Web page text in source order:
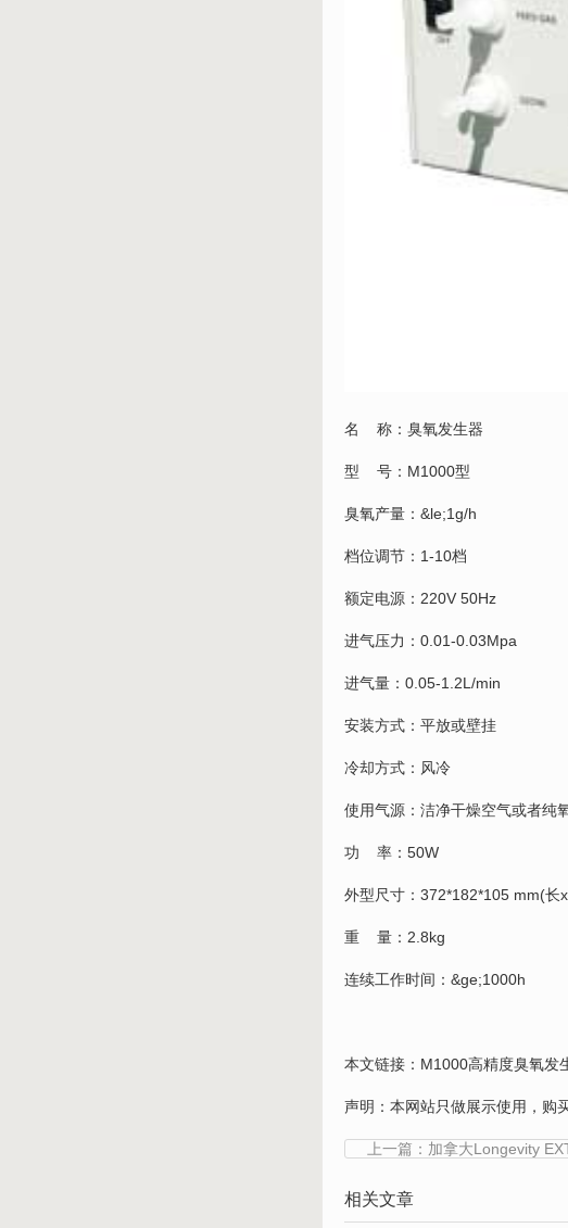
名 称：臭氧发生器
型 号：M1000型
臭氧产量：&le;1g/h
档位调节：1-10档
额定电源：220V 50Hz
进气压力：0.01-0.03Mpa
进气量：0.05-1.2L/min
安装方式：平放或壁挂
冷却方式：风冷
使用气源：洁净干燥空气或者纯
功 率：50W
外型尺寸：372*182*105 mm(长
重 量：2.8kg
连续工作时间：&ge;1000h
本文链接： M1000高精度臭氧发
声明：本网站只做展示使用，购
上一篇：加拿大Longevity
相关文章